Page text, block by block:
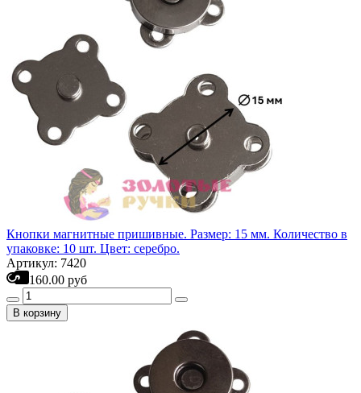
Кнопки магнитные пришивные. Размер: 15 мм. Количество в
упаковке: 10 шт. Цвет: серебро.
Артикул: 7420
160.00 руб
В корзину